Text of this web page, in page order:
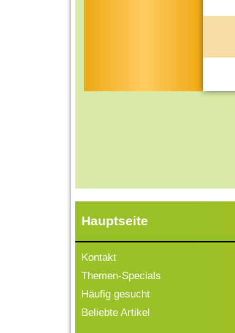
Hauptseite
Kontakt
Themen-Specials
Häufig gesucht
Beliebte Artikel